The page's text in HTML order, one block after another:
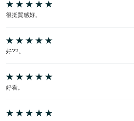
很挺質感好。
好??。
好看。